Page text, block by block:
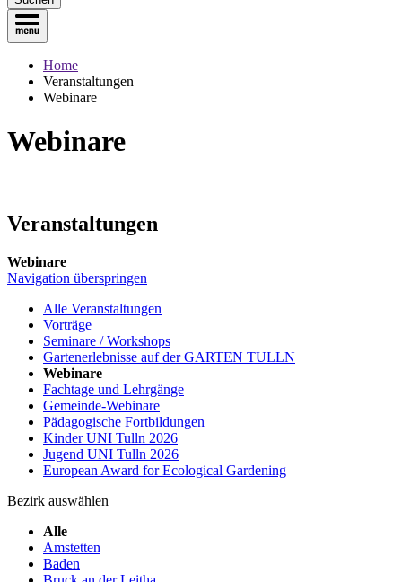
Home
Veranstaltungen
Webinare
Webinare
Veranstaltungen
Webinare
Navigation überspringen
Alle Veranstaltungen
Vorträge
Seminare / Workshops
Gartenerlebnisse auf der GARTEN TULLN
Webinare
Fachtage und Lehrgänge
Gemeinde-Webinare
Pädagogische Fortbildungen
Kinder UNI Tulln 2026
Jugend UNI Tulln 2026
European Award for Ecological Gardening
Bezirk auswählen
Alle
Amstetten
Baden